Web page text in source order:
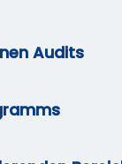
Audits